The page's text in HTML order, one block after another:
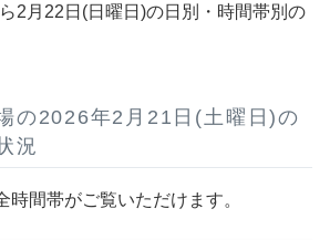
2月22日(日曜日)の日別・時間帯別の
の2026年2月21日(土曜日)の
況
間帯がご覧いただけます。